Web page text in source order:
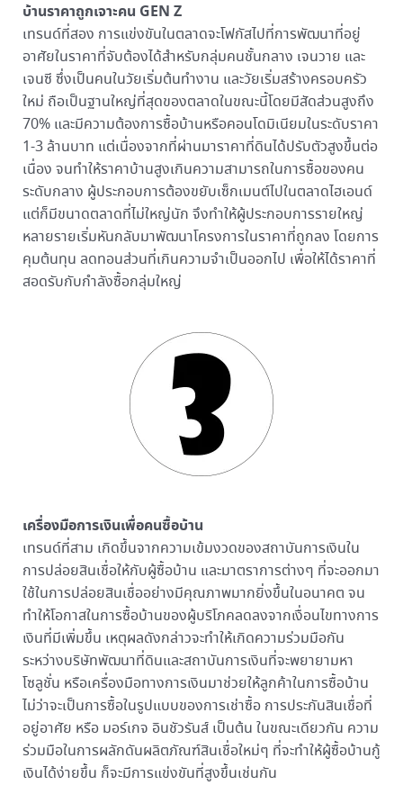
บ้านราคาถูกเจาะคน GEN Z
เทรนด์ที่สอง การแข่งขันในตลาดจะโฟกัสไปที่การพัฒนาที่อยู่
อาศัยในราคาที่จับต้องได้สำหรับกลุ่มคนชั้นกลาง เจนวาย และ
เจนซี ซึ่งเป็นคนในวัยเริ่มต้นทำงาน และวัยเริ่มสร้างครอบครัว
ใหม่ ถือเป็นฐานใหญ่ที่สุดของตลาดในขณะนี้โดยมีสัดส่วนสูงถึง
70% และมีความต้องการซื้อบ้านหรือคอนโดมิเนียมในระดับราคา
1-3 ล้านบาท แต่เนื่องจากที่ผ่านมาราคาที่ดินได้ปรับตัวสูงขึ้นต่อ
เนื่อง จนทำให้ราคาบ้านสูงเกินความสามารถในการซื้อของคน
ระดับกลาง ผู้ประกอบการต้องขยับเซ็กเมนต์ไปในตลาดไฮเอนด์
แต่ก็มีขนาดตลาดที่ไม่ใหญ่นัก จึงทำให้ผู้ประกอบการรายใหญ่
หลายรายเริ่มหันกลับมาพัฒนาโครงการในราคาที่ถูกลง โดยการ
คุมต้นทุน ลดทอนส่วนที่เกินความจำเป็นออกไป เพื่อให้ได้ราคาที่
สอดรับกับกำลังซื้อกลุ่มใหญ่
เครื่องมือการเงินเพื่อคนซื้อบ้าน
เทรนด์ที่สาม เกิดขึ้นจากความเข้มงวดของสถาบันการเงินใน
การปล่อยสินเชื่อให้กับผู้ซื้อบ้าน และมาตราการต่างๆ ที่จะออกมา
ใช้ในการปล่อยสินเชื่ออย่างมีคุณภาพมากยิ่งขึ้นในอนาคต จน
ทำให้โอกาสในการซื้อบ้านของผู้บริโภคลดลงจากเงื่อนไขทางการ
เงินที่มีเพิ่มขึ้น เหตุผลดังกล่าวจะทำให้เกิดความร่วมมือกัน
ระหว่างบริษัทพัฒนาที่ดินและสถาบันการเงินที่จะพยายามหา
โซลูชั่น หรือเครื่องมือทางการเงินมาช่วยให้ลูกค้าในการซื้อบ้าน
ไม่ว่าจะเป็นการซื้อในรูปแบบของการเช่าซื้อ การประกันสินเชื่อที่
อยู่อาศัย หรือ มอร์เกจ อินชัวรันส์ เป็นต้น ในขณะเดียวกัน ความ
ร่วมมือในการผลักดันผลิตภัณฑ์สินเชื่อใหม่ๆ ที่จะทำให้ผู้ซื้อบ้านกู้
เงินได้ง่ายขึ้น ก็จะมีการแข่งขันที่สูงขึ้นเช่นกัน